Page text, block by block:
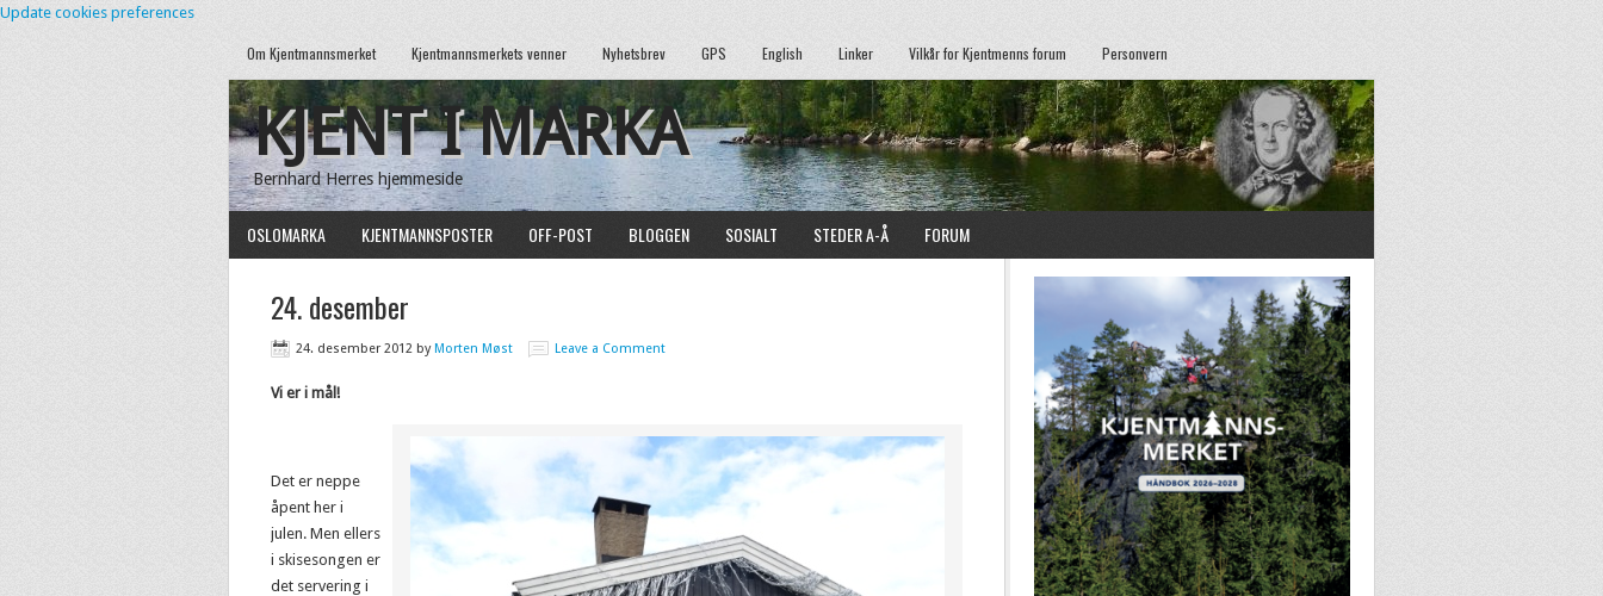
Update cookies preferences
Om Kjentmannsmerket Kjentmannsmerkets venner Nyhetsbrev GPS English Linker Vilkår for Kjentmenns forum Personvern
KJENT I MARKA
Bernhard Herres hjemmeside
OSLOMARKA KJENTMANNSPOSTER OFF-POST BLOGGEN SOSIALT STEDER A-Å FORUM
24. desember
24. desember 2012 byMorten Møst Leave a Comment
Vi er i mål!
Det er neppe
åpent her i
julen. Men ellers
i skisesongen er
det servering i